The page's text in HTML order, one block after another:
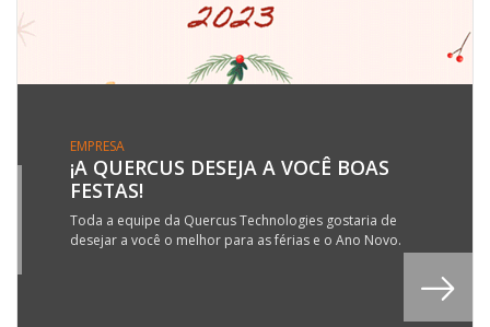
EMPRESA
¡A QUERCUS DESEJA A VOCÊ BOAS
FESTAS!
Toda a equipe da Quercus Technologies gostaria de
desejar a você o melhor para as férias e o Ano Novo.